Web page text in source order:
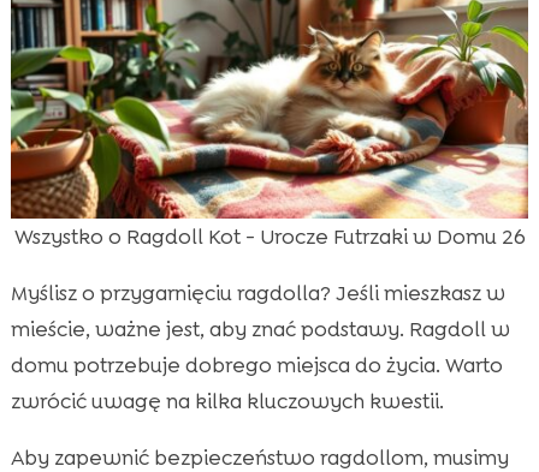
Wszystko o Ragdoll Kot - Urocze Futrzaki w Domu 26
Myślisz o przygarnięciu ragdolla? Jeśli mieszkasz w
mieście, ważne jest, aby znać podstawy. Ragdoll w
domu potrzebuje dobrego miejsca do życia. Warto
zwrócić uwagę na kilka kluczowych kwestii.
Aby zapewnić bezpieczeństwo ragdollom, musimy